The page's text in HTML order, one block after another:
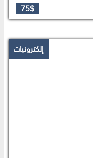
75$
إلكترونيات